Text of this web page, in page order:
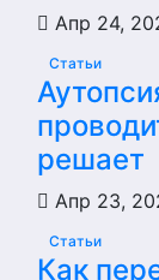
Апр 24,
Статьи
решает
Апр 23,
Статьи
Как